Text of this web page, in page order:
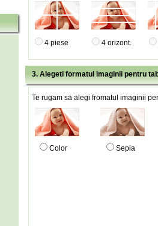
4 piese 4 orizont.
3. Alegeti formatul imaginii pentru
Te rugam sa alegi fromatul imaginii
Color Sepia